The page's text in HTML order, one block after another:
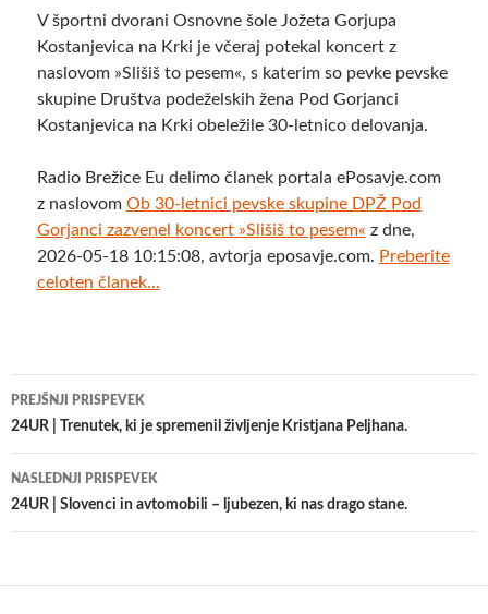
V športni dvorani Osnovne šole Jožeta Gorjupa
Kostanjevica na Krki je včeraj potekal koncert z
naslovom »Slišiš to pesem«, s katerim so pevke pevske
skupine Društva podeželskih žena Pod Gorjanci
Kostanjevica na Krki obeležile 30-letnico delovanja.
Radio Brežice Eu delimo članek portala ePosavje.com
z naslovom Ob 30-letnici pevske skupine DPŽ Pod
Gorjanci zazvenel koncert »Slišiš to pesem« z dne,
2026-05-18 10:15:08, avtorja eposavje.com. Preberite
celoten članek...
Krmarjenje
po
prispevkih
PREJŠNJI PRISPEVEK
24UR | Trenutek, ki je spremenil življenje Kristjana Peljhana.
NASLEDNJI PRISPEVEK
24UR | Slovenci in avtomobili – ljubezen, ki nas drago stane.